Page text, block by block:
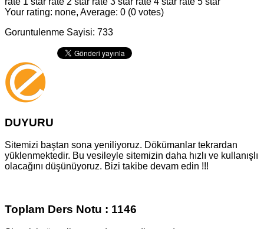
Your rating: none, Average: 0 (0 votes)
Goruntulenme Sayisi: 733
DUYURU
Sitemizi baştan sona yeniliyoruz. Dökümanlar tekrardan
yüklenmektedir. Bu vesileyle sitemizin daha hızlı ve kullanışlı
olacağını düşünüyoruz. Bizi takibe devam edin !!!
Toplam Ders Notu : 1146